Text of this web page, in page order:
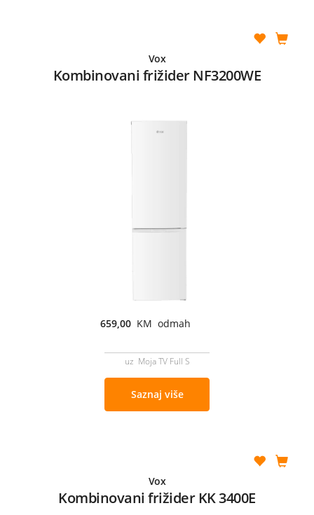
Vox
Kombinovani frižider NF3200WE
659,00 KM odmah
uz Moja TV Full S
Saznaj više
Vox
Kombinovani frižider KK 3400E